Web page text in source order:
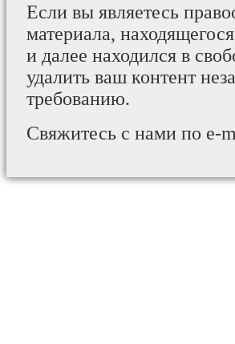
Если вы являетесь
материала,
и далее находился в
удалить ваш контент
требованию.
Свяжитесь с нами по e-